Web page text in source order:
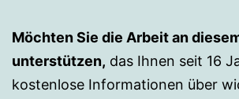
Möchten Sie die Arbeit an
unterstützen, das Ihnen seit 16
kostenlose Informationen über